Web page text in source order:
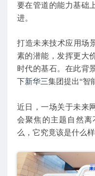
要在管道的能力基础
进。
打造未来技术应用场
素的潜能，发挥更大
时代的基石。在此背
下新华三集团提出“智
近日，一场关于未来
会聚焦的主题自然
么，它究竟该是什么样